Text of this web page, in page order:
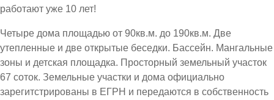
работают уже 10 лет!
Четыре дома площадью от 90кв.м. до 190кв.м. Две
утепленные и две открытые беседки. Бассейн. Мангальные
зоны и детская площадка. Просторный земельный участок
67 соток. Земельные участки и дома официально
зарегитстрированы в ЕГРН и передаются в собственность